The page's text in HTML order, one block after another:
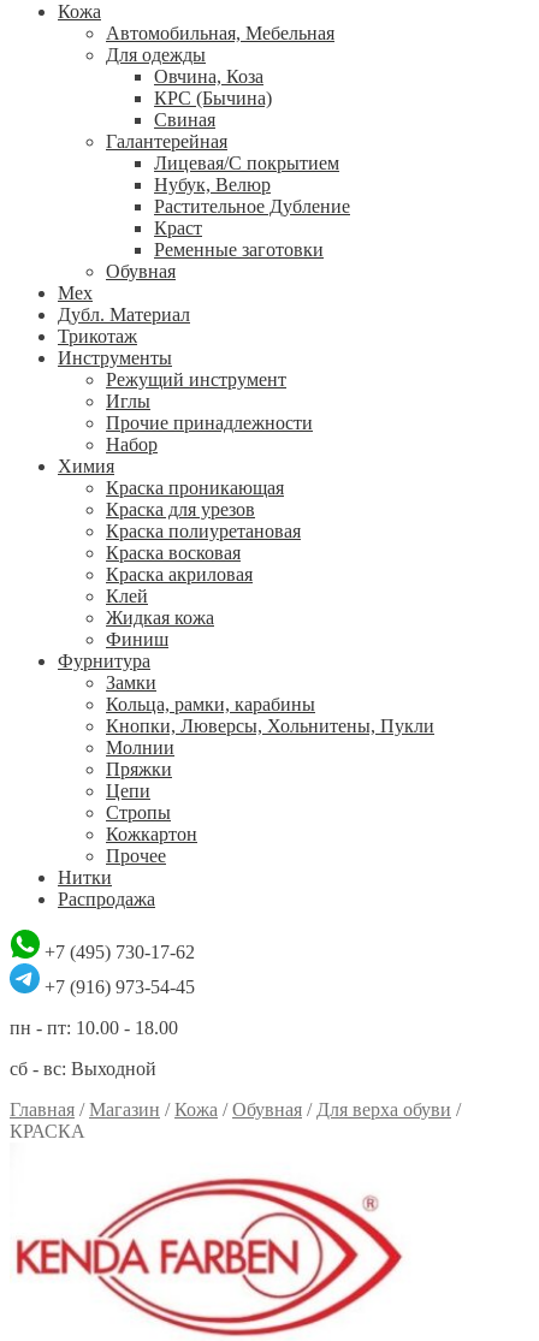
Кожа
Автомобильная, Мебельная
Для одежды
Овчина, Коза
КРС (Бычина)
Свиная
Галантерейная
Лицевая/С покрытием
Нубук, Велюр
Растительное Дубление
Краст
Ременные заготовки
Обувная
Мех
Дубл. Материал
Трикотаж
Инструменты
Режущий инструмент
Иглы
Прочие принадлежности
Набор
Химия
Краска проникающая
Краска для урезов
Краска полиуретановая
Краска восковая
Краска акриловая
Клей
Жидкая кожа
Финиш
Фурнитура
Замки
Кольца, рамки, карабины
Кнопки, Люверсы, Хольнитены, Пукли
Молнии
Пряжки
Цепи
Стропы
Кожкартон
Прочее
Нитки
Распродажа
+7 (495) 730-17-62
+7 (916) 973-54-45
пн - пт: 10.00 - 18.00
сб - вс: Выходной
Главная /Магазин /Кожа /Обувная / Для верха обуви /
КРАСКА